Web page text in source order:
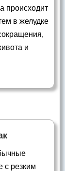
происходит
в желудке
и
с резким